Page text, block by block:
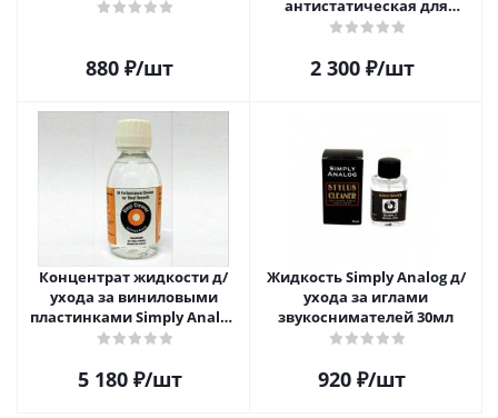
880 ₽/шт
антистатическая для
чистки виниловых
2 300₽/шт
Концентрат жидкости д/
ухода за виниловыми
пластинками Simply Analog
200мл
5 180₽/шт
Жидкость Simply Analog д/
ухода за иглами
звукоснимателей 30мл
920 ₽/шт